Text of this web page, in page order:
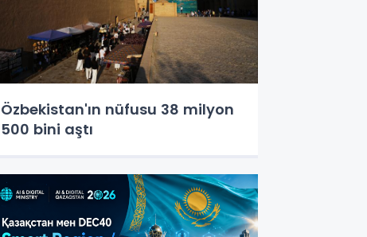
Özbekistan'ın nüfusu 38 milyon
500 bini aştı